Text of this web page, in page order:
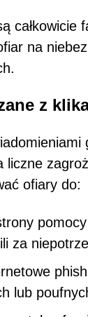
całkowicie
na
z
liczne
ofiary do:
za
lub